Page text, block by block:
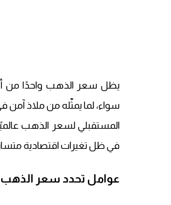
يظل سعر الذهب واحدًا من
المستقبلي لسعر الذهب
في ظل تغيرات اقتصادية
عوامل تحدد سعر الذهب